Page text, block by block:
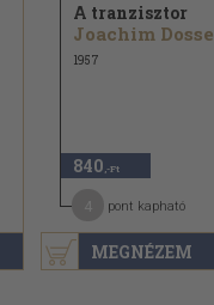
MEGNÉZEM
A tranzisztor
Joachim Dosse
1957
840 ,-Ft
pont kapható